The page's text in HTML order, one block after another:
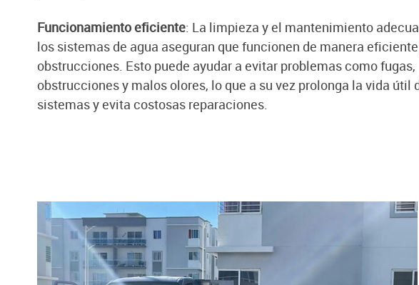
Funcionamiento eficiente: La limpieza y el mantenimiento
los sistemas de agua aseguran que funcionen de manera
obstrucciones. Esto puede ayudar a evitar problemas como fugas,
obstrucciones y malos olores, lo que a su vez prolonga la vida útil
sistemas y evita costosas reparaciones.